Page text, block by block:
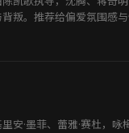
叛。推荐给偏爱氛围感与
安·墨菲、蕾雅·赛杜，